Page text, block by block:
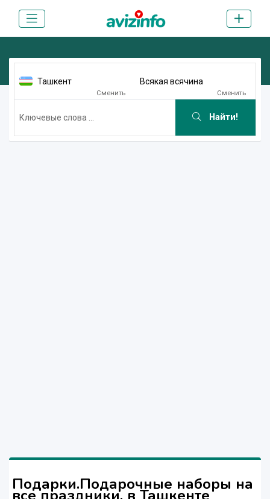
Ташкент
Сменить
Всякая всячина
Сменить
Найти!
Подарки.Подарочные наборы на
все праздники. в Ташкенте